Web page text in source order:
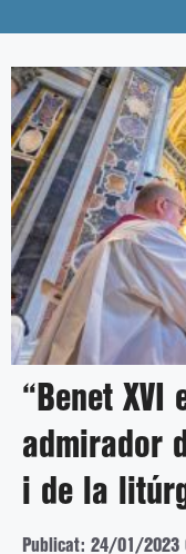
“Benet XVI
admirador
i de la
Publicat: 24/01/2023